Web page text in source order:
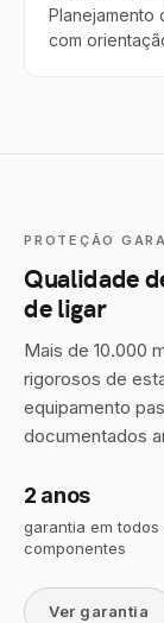
Planejamento
com
PROTEÇÃO
Qualidade
de ligar
Mais de 10.000
rigorosos de
equipamento
documentados
2 anos
garantia em todos
componentes
Ver garantia